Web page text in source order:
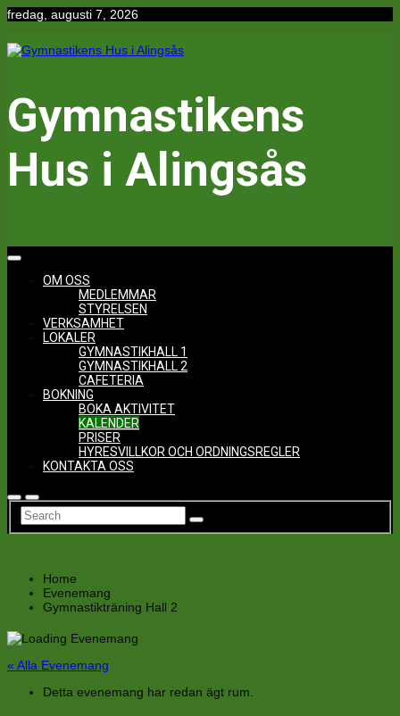
Hoppa
innehåll
fredag, augusti 7, 2026
Gymnastikens
Hus i Alingsås
OM OSS
MEDLEMMAR
STYRELSEN
VERKSAMHET
LOKALER
GYMNASTIKHALL 1
GYMNASTIKHALL 2
CAFETERIA
BOKNING
BOKA AKTIVITET
KALENDER
PRISER
HYRESVILLKOR OCH ORDNINGSREGLER
KONTAKTA OSS
Home
Evenemang
Gymnastikträning Hall 2
« Alla Evenemang
Detta evenemang har redan ägt rum.